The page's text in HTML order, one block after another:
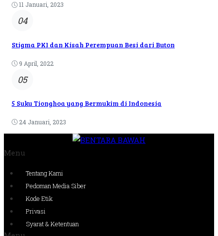
11 Januari, 2023
04
Stigma PKI dan Kisah Perempuan Besi dari Buton
9 April, 2022
05
5 Suku Tionghoa yang Bermukim di Indonesia
24 Januari, 2023
Menu
Tentang Kami
Pedoman Media Siber
Kode Etik
Privasi
Syarat & Ketentuan